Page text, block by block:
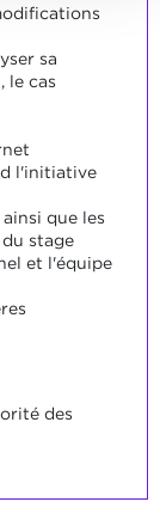
sa
le cas
l'initiative
que les
stage
et l'équipe
des